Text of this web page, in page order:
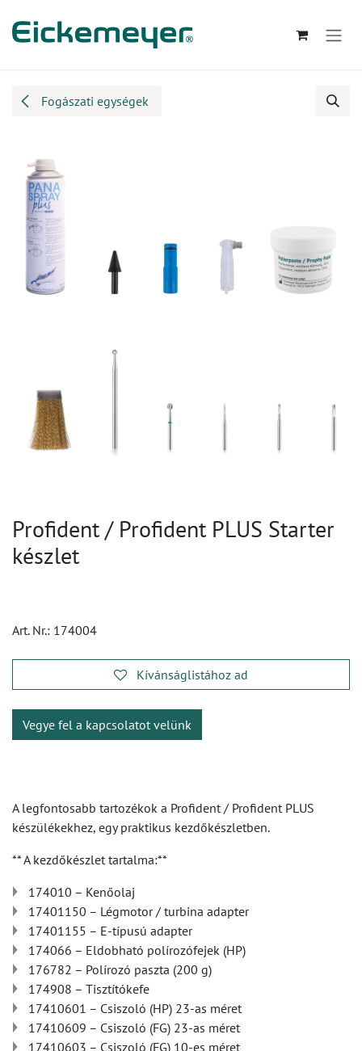
Fogászati egységek
Profident / Profident PLUS Starter
készlet
Art. Nr.: 174004
Kívánságlistához ad
Vegye fel a kapcsolatot velünk
A legfontosabb tartozékok a Profident / Profident PLUS
készülékekhez, egy praktikus kezdőkészletben.
** A kezdőkészlet tartalma:**
174010 – Kenőolaj
17401150 – Légmotor / turbina adapter
17401155 – E-típusú adapter
174066 – Eldobható polírozófejek (HP)
176782 – Polírozó paszta (200 g)
174908 – Tisztítókefe
17410601 – Csiszoló (HP) 23-as méret
17410609 – Csiszoló (FG) 23-as méret
17410603 – Csiszoló (FG) 10-es méret